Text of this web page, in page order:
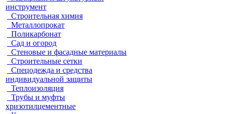
инструмент
Строительная химия
Металлопрокат
Поликарбонат
Сад и огород
Стеновые и фасадные материалы
Строительные сетки
Спецодежда и средства
индивидуальной защиты
Теплоизоляция
Трубы и муфты
хризотилцементные